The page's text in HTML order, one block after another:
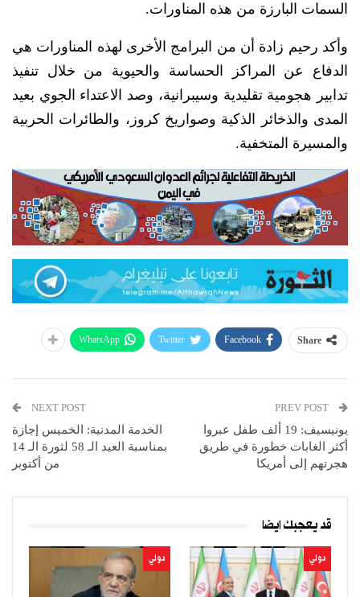
السمات البارزة من هذه المناورات.
وأكد رحيم زادة أن من البرامج الأخرى لهذه المناورات هي
الدفاع عن المراكز الحساسة والحيوية من خلال تنفيذ
تدابير هجومية تقليدية وسيبرانية، وصد الاعتداء الجوي بعيد
المدى والذخائر الذكية وصواريخ كروز، والطائرات الحربية
والمسيرة المتخفية.
Share
Facebook
Twitter
WhatsApp
يونيسيف: 19 ألف طفل عبروا
أكثر الغابات خطورة في طريق
هجرتهم إلى أمريكا
NEXT POST
الخدمة المدنية: الخميس إجازة
بمناسبة العيد الـ 58 لثورة الـ 14
من أكتوبر
قد يعجبك ايضا
دولي دولي